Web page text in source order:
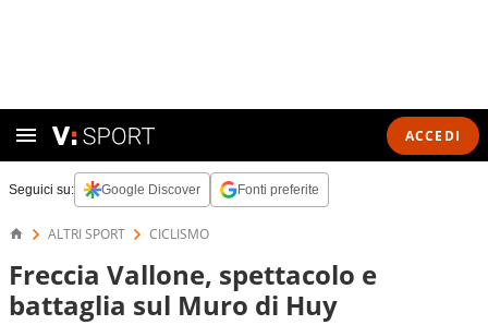
ACCEDI
Seguici su: Google Discover Fonti preferite
ALTRI SPORT CICLISMO
Freccia Vallone, spettacolo e
battaglia sul Muro di Huy